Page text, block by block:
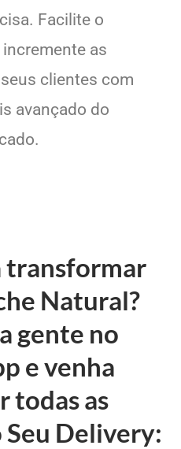
Facilite o
as
clientes com
avançado do
transformar
Natural?
gente no
e venha
todas as
Delivery: